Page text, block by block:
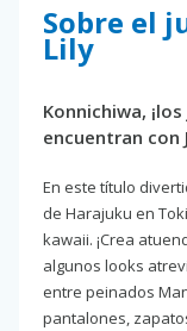
Sobre el
Lily
Konnichiwa,
encuentran con
En este título
de Harajuku en
kawaii. ¡Crea
algunos looks
entre peinados
pantalones,